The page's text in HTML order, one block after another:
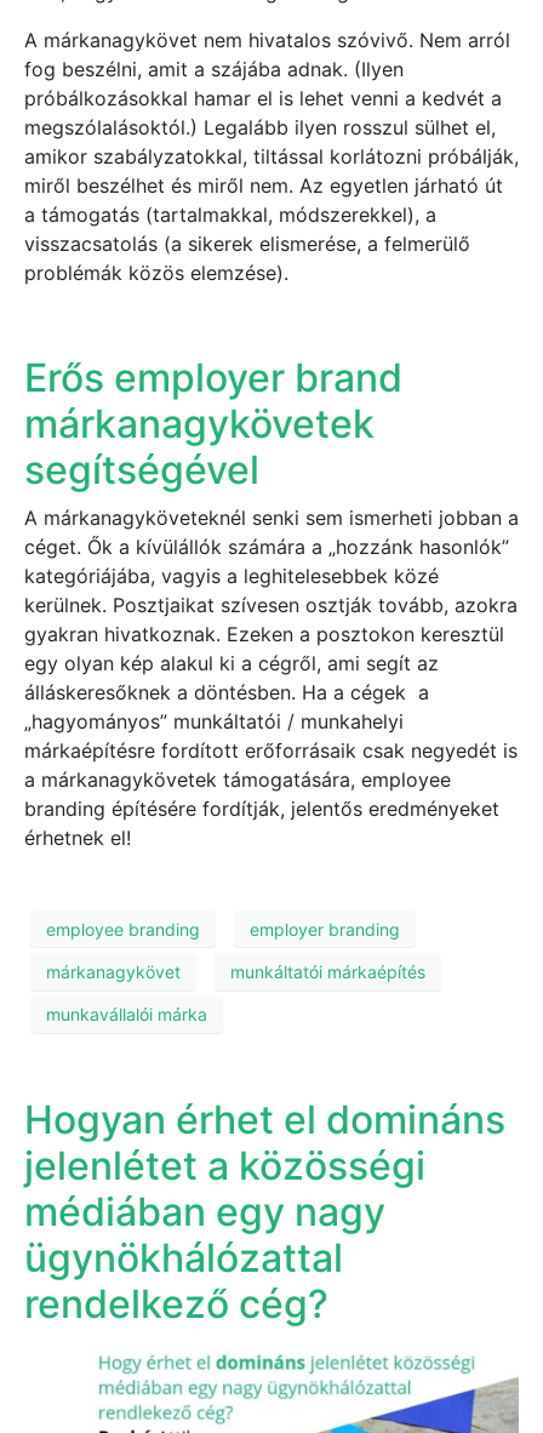
A márkanagykövet nem hivatalos szóvivő. Nem arról
fog beszélni, amit a szájába adnak. (Ilyen
próbálkozásokkal hamar el is lehet venni a kedvét a
megszólalásoktól.) Legalább ilyen rosszul sülhet el,
amikor szabályzatokkal, tiltással korlátozni próbálják,
miről beszélhet és miről nem. Az egyetlen járható út
a támogatás (tartalmakkal, módszerekkel), a
visszacsatolás (a sikerek elismerése, a felmerülő
problémák közös elemzése).
Erős employer brand
márkanagykövetek
segítségével
A márkanagyköveteknél senki sem ismerheti jobban a
céget. Ők a kívülállók számára a „hozzánk hasonlók”
kategóriájába, vagyis a leghitelesebbek közé
kerülnek. Posztjaikat szívesen osztják tovább, azokra
gyakran hivatkoznak. Ezeken a posztokon keresztül
egy olyan kép alakul ki a cégről, ami segít az
álláskeresőknek a döntésben. Ha a cégek a
„hagyományos” munkáltatói / munkahelyi
márkaépítésre fordított erőforrásaik csak negyedét is
a márkanagykövetek támogatására, employee
branding építésére fordítják, jelentős eredményeket
érhetnek el!
employee branding employer branding
márkanagykövet munkáltatói márkaépítés
munkavállalói márka
Hogyan érhet el domináns
jelenlétet a közösségi
médiában egy nagy
ügynökhálózattal
rendelkező cég?